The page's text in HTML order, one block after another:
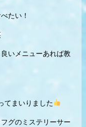
たい！
いメニューあれば教
てまいりました
グのミステリーサー